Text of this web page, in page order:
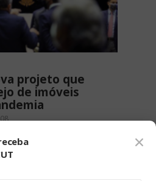
projeto que
de imóveis